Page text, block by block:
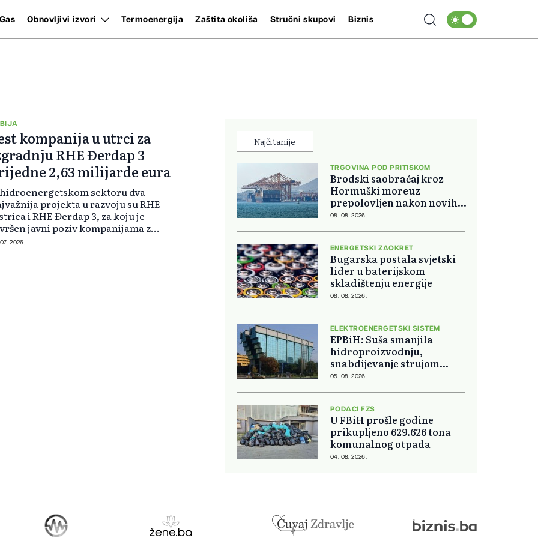
Obnovljivi izvori Termoenergija Zaštita okoliša Stručni skupovi Biznis
kompanija u utrci za
RHE Đerdap 3
2,63 milijarde eura
sektoru dva
projekta u razvoju su RHE
i RHE Đerdap 3, za koju je
javni poziv kompanijama za
interesa. Trenutno
2026.
Najčitanije
TRGOVINA POD PRITISKOM
Brodski saobraćaj kroz
Hormuški moreuz
prepolovljen nakon novih
blokada
08. 08. 2026.
ENERGETSKI ZAOKRET
Bugarska postala svjetski
lider u baterijskom
skladištenju energije
08. 08. 2026.
ELEKTROENERGETSKI SISTEM
EPBiH: Suša smanjila
hidroproizvodnju,
snabdijevanje strujom
ostaje stabilno
05. 08. 2026.
PODACI FZS
U FBiH prošle godine
prikupljeno 629.626 tona
komunalnog otpada
04. 08. 2026.